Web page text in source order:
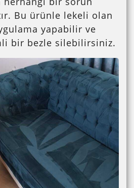
Bu ürünle lekeli olan
yapabilir ve
bir bezle silebilirsiniz.